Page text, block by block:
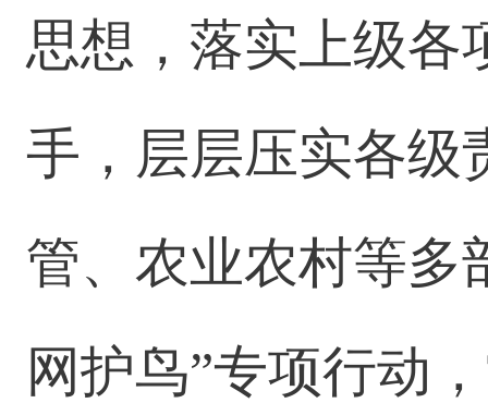
思想，落实上级各
手，层层压实各级
管、农业农村等多
网护鸟”专项行动